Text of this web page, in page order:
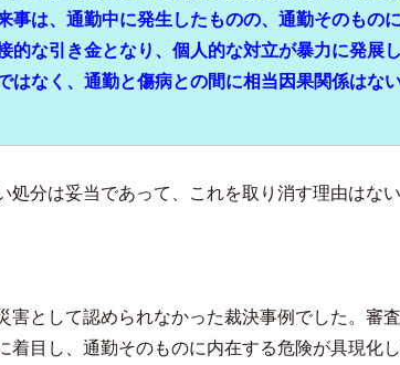
は、通勤中に発生したものの、通勤そのもの
な引き金となり、個人的な対立が暴力に発展
なく、通勤と傷病との間に相当因果関係はな
分は妥当であって、これを取り消す理由はな
として認められなかった裁決事例でした。審
目し、通勤そのものに内在する危険が具現化